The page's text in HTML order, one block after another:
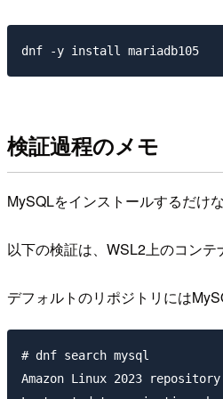
検証過程のメモ
MySQLをインストールするだけ
以下の検証は、WSL2上のコン
デフォルトのリポジトリには
# dnf search mysql
Amazon Linux 2023